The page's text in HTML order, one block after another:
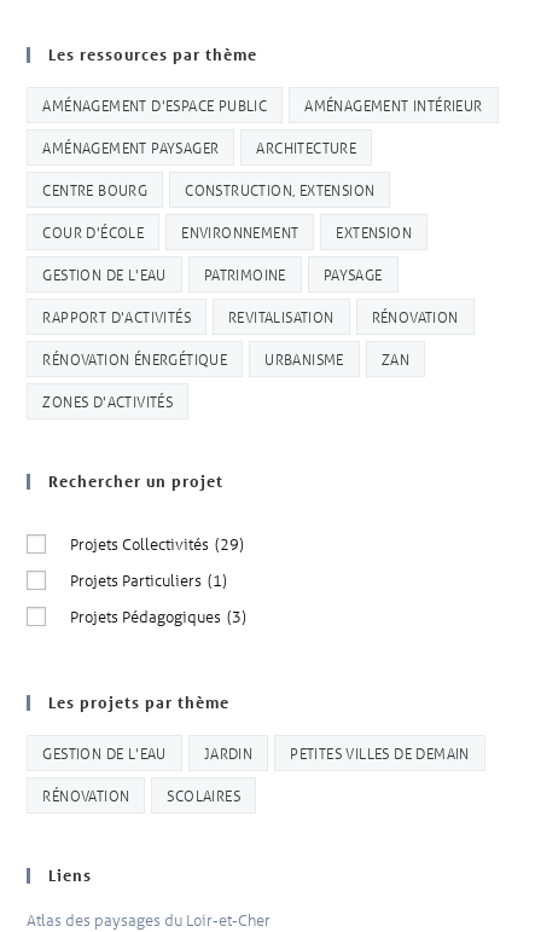
Les ressources par thème
AMÉNAGEMENT D'ESPACE PUBLIC AMÉNAGEMENT INTÉRIEUR
AMÉNAGEMENT PAYSAGER ARCHITECTURE
CENTRE BOURG CONSTRUCTION, EXTENSION
COUR D'ÉCOLE ENVIRONNEMENT EXTENSION
GESTION DE L'EAU PATRIMOINE PAYSAGE
RAPPORT D'ACTIVITÉS REVITALISATION RÉNOVATION
RÉNOVATION ÉNERGÉTIQUE URBANISME ZAN
ZONES D'ACTIVITÉS
Rechercher un projet
Projets Collectivités (29)
Projets Particuliers (1)
Projets Pédagogiques (3)
Les projets par thème
GESTION DE L'EAU JARDIN PETITES VILLES DE DEMAIN
RÉNOVATION SCOLAIRES
Liens
Atlas des paysages du Loir-et-Cher